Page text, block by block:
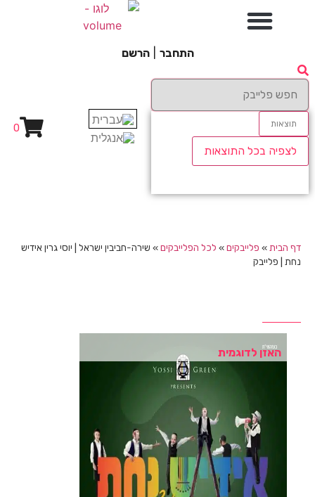
התחבר הרשם
תוצאות
לצפיה בכל התוצאות
0
דף הבית » פלייבקים» לכל הפלייבקים» שירה-חביבין ישראל | יוסי גרין אידיש
נחת | פלייבק
האזן לדוגמית